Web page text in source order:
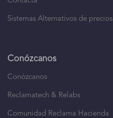
Sistemas Alternativos de precios
Conózcanos
Conózcanos
Reclamatech & Relabs
Comunidad Reclama Hacienda